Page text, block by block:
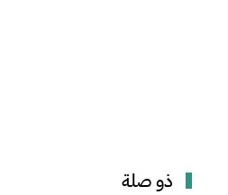
ذو صلة